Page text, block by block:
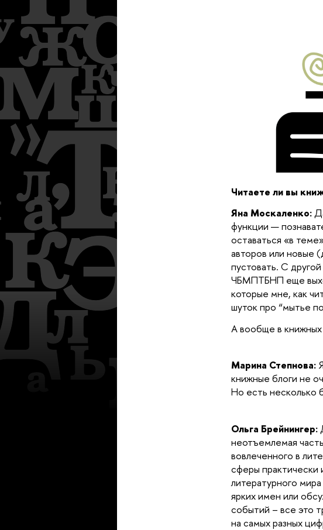
Читаете ли вы
Яна Москаленко:
функции —
оставаться «в
авторов или новые
пустовать. С
ЧБМПТБНП еще
которые мне, как
шуток про “мытье
А вообще в книжных
Марина Степнова:
книжные блоги не
Но есть несколько
Ольга Брейнингер:
неотъемлемая
вовлеченного в
сферы практически
литературного
ярких имен или
событий – все это
на самых разных